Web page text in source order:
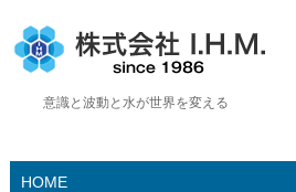
株式会社 I.H.M.
意識と波動と水が世界を変える
HOME